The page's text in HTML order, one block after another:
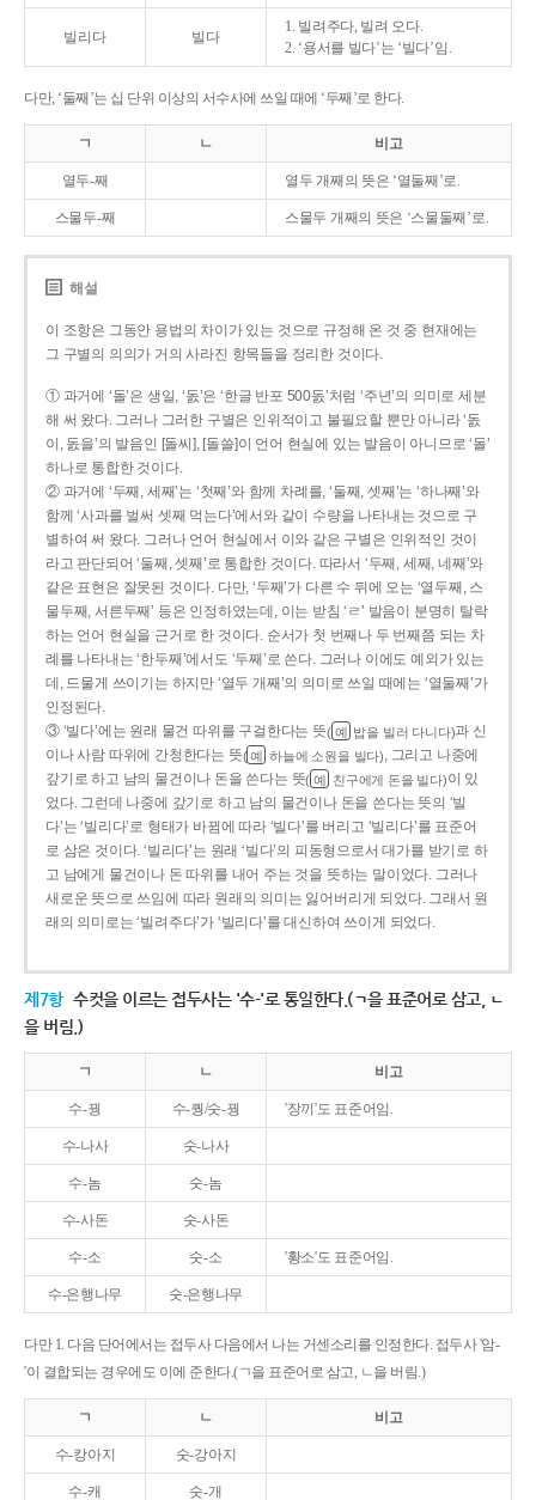
빌리다 빌다
1. 빌려주다, 빌려 오다.
2. ‘용서를 빌다’는 ‘빌다’임.
다만, ‘둘째’는 십 단위 이상의 서수사에 쓰일 때에 ‘두째’로 한다.
ㄱ ㄴ 비고
열두-째 열두 개째의 뜻은 ‘열둘째’로.
스물두-째 스물두 개째의 뜻은 ‘스물둘째’로.
해설
이 조항은 그동안 용법의 차이가 있는 것으로 규정해 온 것 중 현재에는
그 구별의 의의가 거의 사라진 항목들을 정리한 것이다.
① 과거에 ‘돌’은 생일, ‘돐’은 ‘한글 반포 500돐’처럼 ‘주년’의 의미로 세분
해 써 왔다. 그러나 그러한 구별은 인위적이고 불필요할 뿐만 아니라 ‘돐
이, 돐을’의 발음인 [돌씨], [돌쓸]이 언어 현실에 있는 발음이 아니므로 ‘돌’
하나로 통합한 것이다.
② 과거에 ‘두째, 세째’는 ‘첫째’와 함께 차례를, ‘둘째, 셋째’는 ‘하나째’와
함께 ‘사과를 벌써 셋째 먹는다’에서와 같이 수량을 나타내는 것으로 구
별하여 써 왔다. 그러나 언어 현실에서 이와 같은 구별은 인위적인 것이
라고 판단되어 ‘둘째, 셋째’로 통합한 것이다. 따라서 ‘두째, 세째, 네째’와
같은 표현은 잘못된 것이다. 다만, ‘두째’가 다른 수 뒤에 오는 ‘열두째, 스
물두째, 서른두째’ 등은 인정하였는데, 이는 받침 ‘ㄹ’ 발음이 분명히 탈락
하는 언어 현실을 근거로 한 것이다. 순서가 첫 번째나 두 번째쯤 되는 차
례를 나타내는 ‘한두째’에서도 ‘두째’로 쓴다. 그러나 이에도 예외가 있는
데, 드물게 쓰이기는 하지만 ‘열두 개째’의 의미로 쓰일 때에는 ‘열둘째’가
인정된다.
③ ‘빌다’에는 원래 물건 따위를 구걸한다는 뜻( 예 밥을 빌러 다니다)과 신
이나 사람 따위에 간청한다는 뜻( 예 하늘에 소원을 빌다), 그리고 나중에
갚기로 하고 남의 물건이나 돈을 쓴다는 뜻( 예 친구에게 돈을 빌다)이 있
었다. 그런데 나중에 갚기로 하고 남의 물건이나 돈을 쓴다는 뜻의 ‘빌
다’는 ‘빌리다’로 형태가 바뀜에 따라 ‘빌다’를 버리고 ‘빌리다’를 표준어
로 삼은 것이다. ‘빌리다’는 원래 ‘빌다’의 피동형으로서 대가를 받기로 하
고 남에게 물건이나 돈 따위를 내어 주는 것을 뜻하는 말이었다. 그러나
새로운 뜻으로 쓰임에 따라 원래의 의미는 잃어버리게 되었다. 그래서 원
래의 의미로는 ‘빌려주다’가 ‘빌리다’를 대신하여 쓰이게 되었다.
제7항 수컷을 이르는 접두사는 '수-'로 통일한다.(ㄱ을 표준어로 삼고, ㄴ
을 버림.)
ㄱ ㄴ 비고
수-꿩 수-퀑/숫-꿩 '장끼'도 표준어임.
수-나사 숫-나사
수-놈 숫-놈
수-사돈 숫-사돈
수-소 숫-소 '황소'도 표준어임.
수-은행나무 숫-은행나무
다만 1. 다음 단어에서는 접두사 다음에서 나는 거센소리를 인정한다. 접두사 '암-
'이 결합되는 경우에도 이에 준한다.(ㄱ을 표준어로 삼고, ㄴ을 버림.)
ㄱ ㄴ 비고
수-캉아지 숫-강아지
수-캐 숫-개